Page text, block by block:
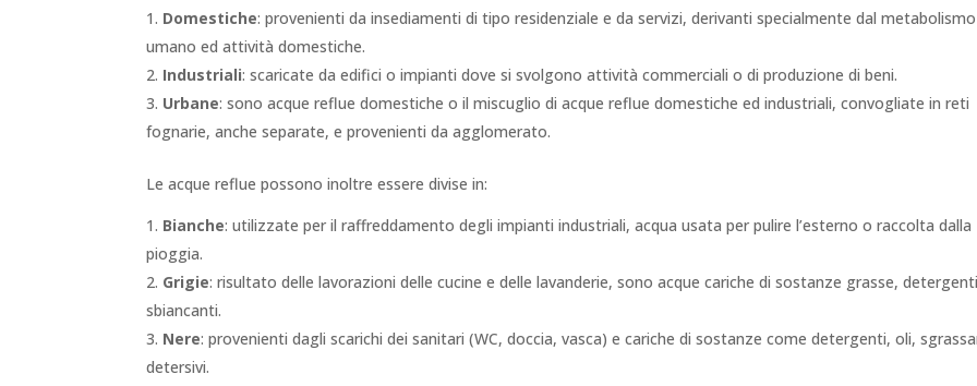
Domestiche: provenienti da insediamenti di tipo residenziale e da servizi, derivanti specialmente dal metabolismo
umano ed attività domestiche.
Industriali: scaricate da edifici o impianti dove si svolgono attività commerciali o di produzione di beni.
Urbane: sono acque reflue domestiche o il miscuglio di acque reflue domestiche ed industriali, convogliate in reti
fognarie, anche separate, e provenienti da agglomerato.
Le acque reflue possono inoltre essere divise in:
Bianche: utilizzate per il raffreddamento degli impianti industriali, acqua usata per pulire l’esterno o raccolta dalla
pioggia.
Grigie: risultato delle lavorazioni delle cucine e delle lavanderie, sono acque cariche di sostanze grasse,
sbiancanti.
Nere: provenienti dagli scarichi dei sanitari (WC, doccia, vasca) e cariche di sostanze come detergenti, oli,
detersivi.